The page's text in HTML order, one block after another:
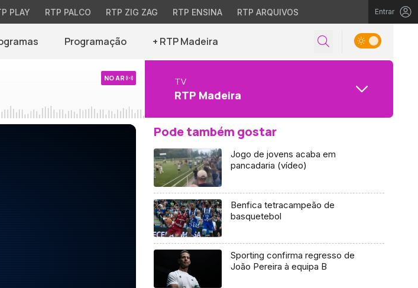
PLAY RTP PALCO RTP ZIG ZAG RTP ENSINA RTP ARQUIVOS Entrar
Programação + RTP Madeira
NO AR TV
RTP Madeira
Pode também gostar
Jogo de jovens acaba em
pancadaria (vídeo)
Benfica tetracampeão de
basquetebol
Sporting confirma regresso de
João Pereira à equipa B